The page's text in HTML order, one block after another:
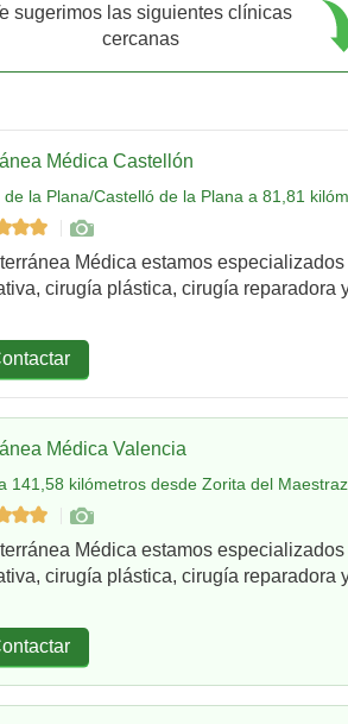
sugerimos las siguientes clínicas
cercanas
Médica Castellón
de la Plana/Castelló de la Plana a 81,81
Médica estamos
cirugía plástica, cirugía reparadora
Médica Valencia
141,58 kilómetros desde Zorita del
Médica estamos
cirugía plástica, cirugía reparadora